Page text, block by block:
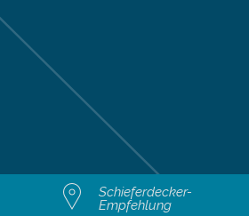
Schieferdecker-
Empfehlung